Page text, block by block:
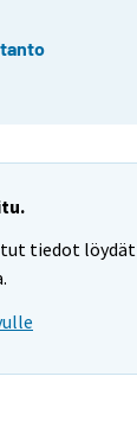
tiedot löydät